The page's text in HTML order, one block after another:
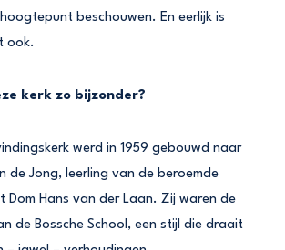
beschouwen. En eerlijk is
ook.
kerk zo bijzonder?
werd in 1959 gebouwd naar
de Jong, leerling van de beroemde
Dom Hans van der Laan. Zij waren de
de Bossche School, een stijl die draait